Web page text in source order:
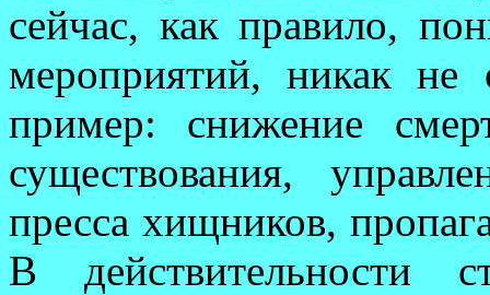
сейчас, как пра­вило,
меро­приятий, никак не
пример: снижение
сущест­во­вания,
пресса хищников,
В действительности